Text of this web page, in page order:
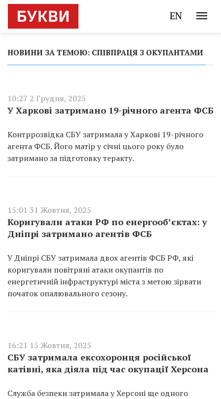
EN
НОВИНИ ЗА ТЕМОЮ: СПІВПРАЦЯ З ОКУПАНТАМИ
10:27 2 Грудня, 2025
У Харкові затримано 19-річного агента ФСБ
Контррозвідка СБУ затримала у Харкові 19-річного
агента ФСБ. Його матір у січні цього року було
затримано за підготовку теракту.
15:01 31 Жовтня, 2025
Коригували атаки РФ по енергооб’єктах: у
Дніпрі затримано агентів ФСБ
У Дніпрі СБУ затримала двох агентів ФСБ РФ, які
коригували повітряні атаки окупантів по
енергетичній інфраструктурі міста з метою зірвати
початок опалювального сезону.
16:21 15 Жовтня, 2025
СБУ затримала ексохоронця російської
катівні, яка діяла під час окупації Херсона
Служба безпеки затримала у Херсоні ще одного